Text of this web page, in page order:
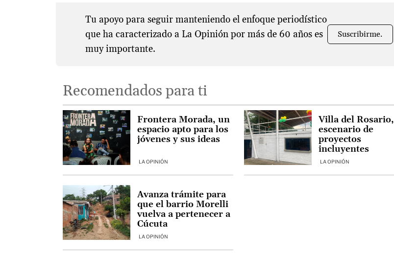
Tu apoyo para seguir manteniendo el enfoque periodístico
que ha caracterizado a La Opinión por más de 60 años es
muy importante.
Suscribirme.
Recomendados para ti
LA OPINIÓN
Frontera Morada, un
espacio apto para los
jóvenes y sus ideas
LA OPINIÓN
Villa del Rosario,
escenario de
proyectos
incluyentes
LA OPINIÓN
Avanza trámite para
que el barrio Morelli
vuelva a pertenecer a
Cúcuta